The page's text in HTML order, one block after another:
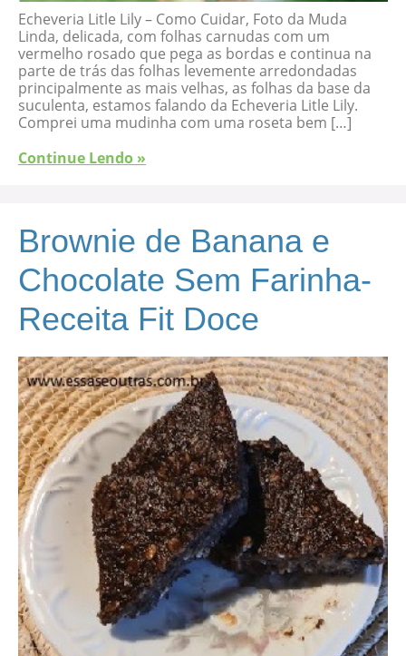
Echeveria Litle Lily – Como Cuidar, Foto da Muda
Linda, delicada, com folhas carnudas com um
vermelho rosado que pega as bordas e continua na
parte de trás das folhas levemente arredondadas
principalmente as mais velhas, as folhas da base da
suculenta, estamos falando da Echeveria Litle Lily.
Comprei uma mudinha com uma roseta bem […]
Continue Lendo »
Brownie de Banana e
Chocolate Sem Farinha-
Receita Fit Doce